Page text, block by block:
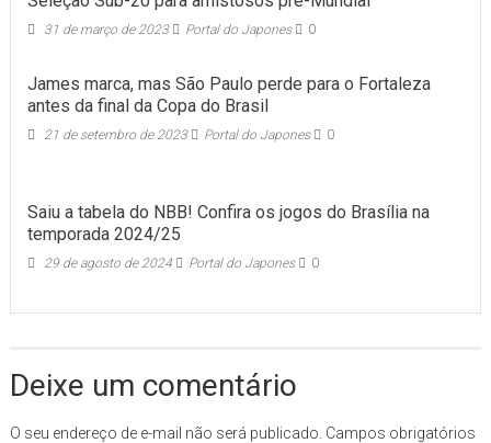
31 de março de 2023 Portal do Japones 0
James marca, mas São Paulo perde para o Fortaleza
antes da final da Copa do Brasil
21 de setembro de 2023 Portal do Japones 0
Saiu a tabela do NBB! Confira os jogos do Brasília na
temporada 2024/25
29 de agosto de 2024 Portal do Japones 0
Deixe um comentário
O seu endereço de e-mail não será publicado. Campos obrigatórios